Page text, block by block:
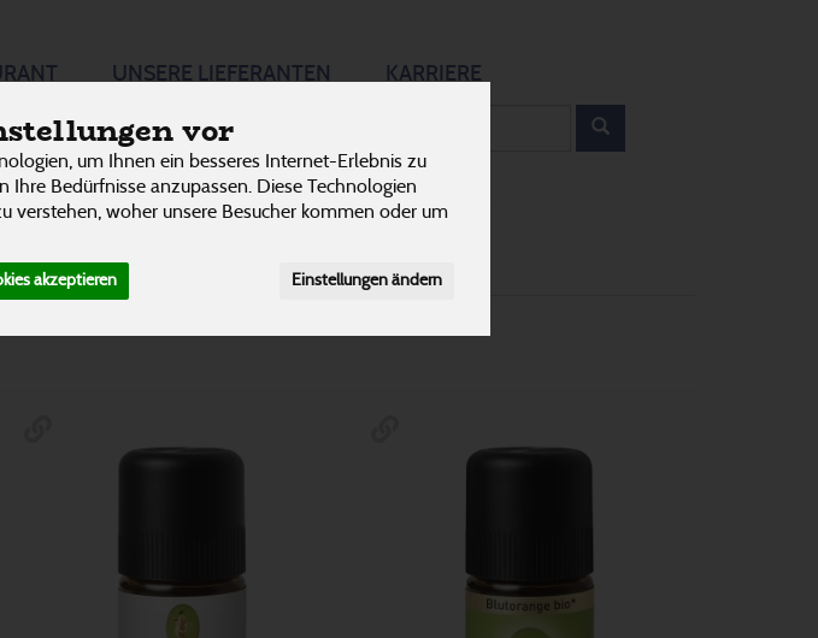
vor
um Ihnen ein besseres Internet-Erlebnis zu
Ihre Bedürfnisse anzupassen. Diese Technologien
verstehen, woher unsere Besucher kommen oder um
akzeptieren Einstellungen ändern
UNSERE LIEFERANTEN KARRIERE
63 Duft-Sets